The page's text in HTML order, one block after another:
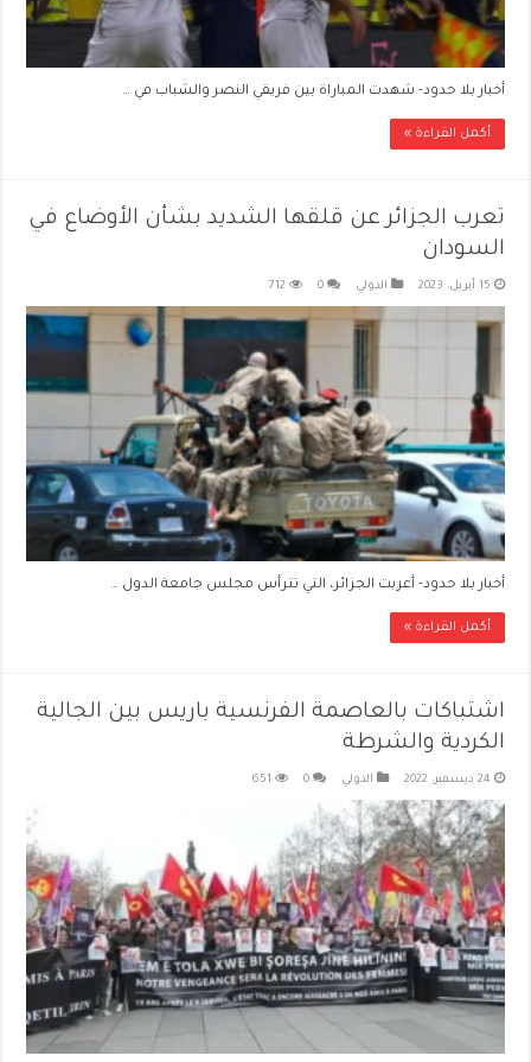
أخبار بلا حدود- شهدت المباراة بين فريقي النصر والشباب في …
أكمل القراءة »
تعرب الجزائر عن قلقها الشديد بشأن الأوضاع في
السودان
15 أبريل، 2023 الدولي 0
712
أخبار بلا حدود- أعربت الجزائر، التي تترأس مجلس جامعة الدول …
أكمل القراءة »
اشتباكات بالعاصمة الفرنسية باريس بين الجالية
الكردية والشرطة
24 ديسمبر، 2022 الدولي 0
651